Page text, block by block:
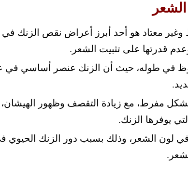
معتاد هو أحد أبرز أعراض نقص الزنك
قدرتها على تثبيت الشعر.
طوله، حيث أن الزنك عنصر أساسي في
مفرط، مع زيادة التقصف وظهور الهيشان،
يوفرها الزنك.
في لون الشعر، وذلك بسبب دور الزنك